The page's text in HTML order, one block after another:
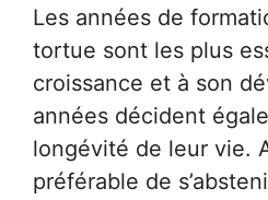
Les années de
tortue sont les plus
croissance et à son
années décident
longévité de leur vie.
préférable de